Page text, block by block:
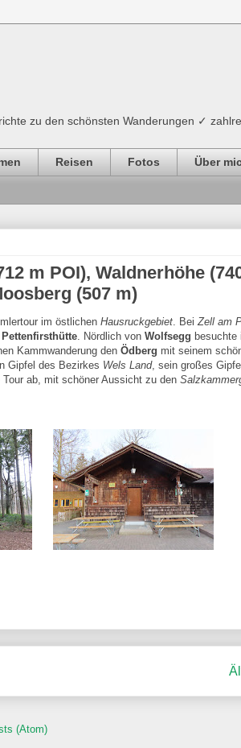
zu den schönsten Wanderungen ✓
Reisen Fotos Über
m POI), Waldnerhöhe
(507 m)
im östlichen Hausruckgebiet . Bei Zell am
Pettenfirsthütte . Nördlich von Wolfsegg besuchte
Kammwanderung den Ödberg mit seinem
Gipfel des Bezirkes Wels Land, sein großes
ab, mit schöner Aussicht zu den
(Atom)